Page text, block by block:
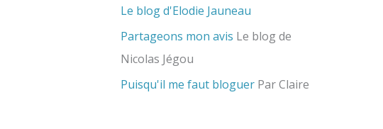
Le blog d'Elodie Jauneau
Partageons mon avis Le blog de
Nicolas Jégou
Puisqu'il me faut bloguer Par Claire